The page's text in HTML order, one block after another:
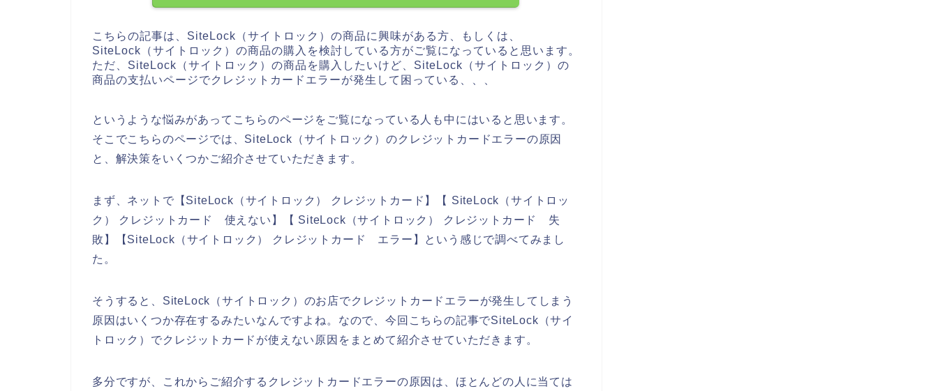
こちらの記事は、SiteLock（サイトロック）の商品に興味がある方、もしくは、
SiteLock（サイトロック）の商品の購入を検討している方がご覧になっていると思います。
ただ、SiteLock（サイトロック）の商品を購入したいけど、SiteLock（サイトロック）の
商品の支払いページでクレジットカードエラーが発生して困っている、、、
というような悩みがあってこちらのページをご覧になっている人も中にはいると思います。
そこでこちらのページでは、SiteLock（サイトロック）のクレジットカードエラーの原因
と、解決策をいくつかご紹介させていただきます。
まず、ネットで【SiteLock（サイトロック） クレジットカード】【 SiteLock（サイトロッ
ク） クレジットカード 使えない】【 SiteLock（サイトロック） クレジットカード 失
敗】【SiteLock（サイトロック） クレジットカード エラー】という感じで調べてみまし
た。
そうすると、SiteLock（サイトロック）のお店でクレジットカードエラーが発生してしまう
原因はいくつか存在するみたいなんですよね。なので、今回こちらの記事でSiteLock（サイ
トロック）でクレジットカードが使えない原因をまとめて紹介させていただきます。
多分ですが、これからご紹介するクレジットカードエラーの原因は、ほとんどの人に当ては